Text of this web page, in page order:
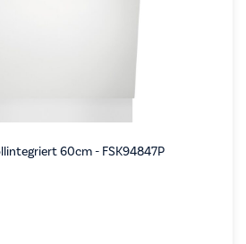
60cm - FSK94847P